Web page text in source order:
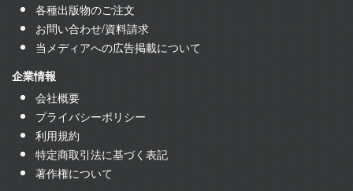
各種出版物のご注文
お問い合わせ/資料請求
当メディアへの広告掲載について
企業情報
会社概要
プライバシーポリシー
利用規約
特定商取引法に基づく表記
著作権について